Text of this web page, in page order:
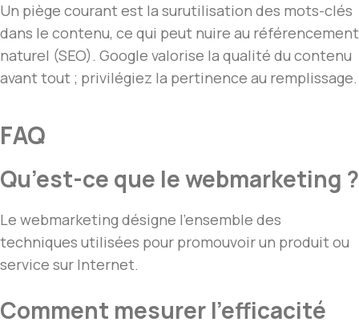
Un piège courant est la surutilisation des mots-clés
dans le contenu, ce qui peut nuire au référencement
naturel (SEO). Google valorise la qualité du contenu
avant tout ; privilégiez la pertinence au remplissage.
FAQ
Qu’est-ce que le webmarketing ?
Le webmarketing désigne l’ensemble des
techniques utilisées pour promouvoir un produit ou
service sur Internet.
Comment mesurer l’efficacité